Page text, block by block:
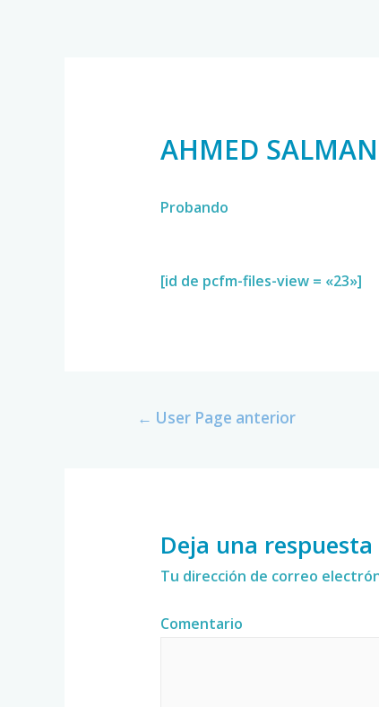
AHMED
Probando
[id de pcfm-files-view = «23»]
← User Page anterior
Deja una respuesta
Tu dirección de correo
Comentario